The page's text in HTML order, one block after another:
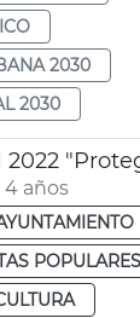
2030
2030
años
POPULARES